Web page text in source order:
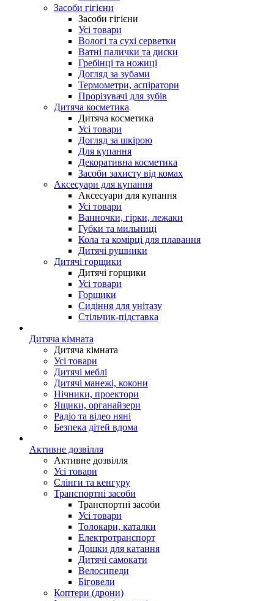
Засоби гігієни
Засоби гігієни
Усі товари
Вологі та сухі серветки
Ватні палички та диски
Гребінці та ножиці
Догляд за зубами
Термометри, аспіратори
Прорізувачі для зубів
Дитяча косметика
Дитяча косметика
Усі товари
Догляд за шкірою
Для купання
Декоративна косметика
Засоби захисту від комах
Аксесуари для купання
Аксесуари для купання
Усі товари
Ванночки, гірки, лежаки
Губки та мильниці
Кола та комірці для плавання
Дитячі рушники
Дитячі горщики
Дитячі горщики
Усі товари
Горщики
Сидіння для унітазу
Стільчик-підставка
Дитяча кімната
Дитяча кімната
Усі товари
Дитячі меблі
Дитячі манежі, кокони
Нічники, проектори
Ящики, органайзери
Радіо та відео няні
Безпека дітей вдома
Активне дозвілля
Активне дозвілля
Усі товари
Слінги та кенгуру
Транспортні засоби
Транспортні засоби
Усі товари
Толокари, каталки
Електротранспорт
Дошки для катання
Дитячі самокати
Велосипеди
Біговели
Коптери (дрони)